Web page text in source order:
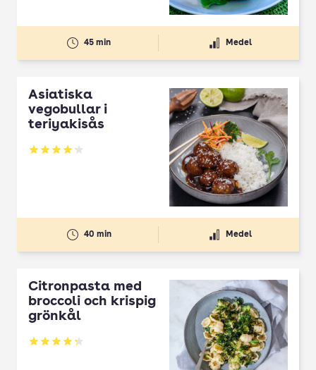
45 min Medel
Asiatiska
vegobullar i
teriyakisås
Betyg: 4.19 av 5
40 min Medel
Citronpasta med
broccoli och krispig
grönkål
Betyg: 4.27 av 5